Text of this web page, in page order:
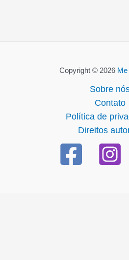
Copyright © 2026 Me
Sobre
Contato
Política de
Direitos